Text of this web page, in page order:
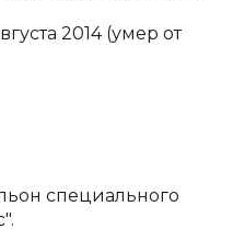
2014 (умер от
специального